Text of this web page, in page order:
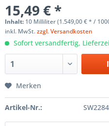
15,49 € *
Inhalt: 10 Milliliter (1.549,00 € * /
inkl. MwSt.zzgl. Versandkosten
Sofort versandfertig,
Merken
Artikel-Nr.: